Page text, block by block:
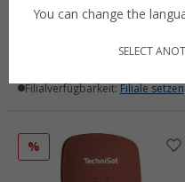
Filialverfügbarkeit: Filiale setzen
%
You can change the
SELECT